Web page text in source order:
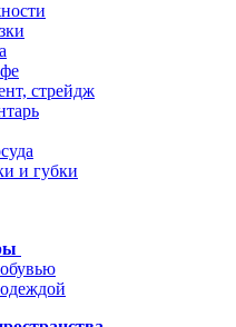
стрейдж
и губки